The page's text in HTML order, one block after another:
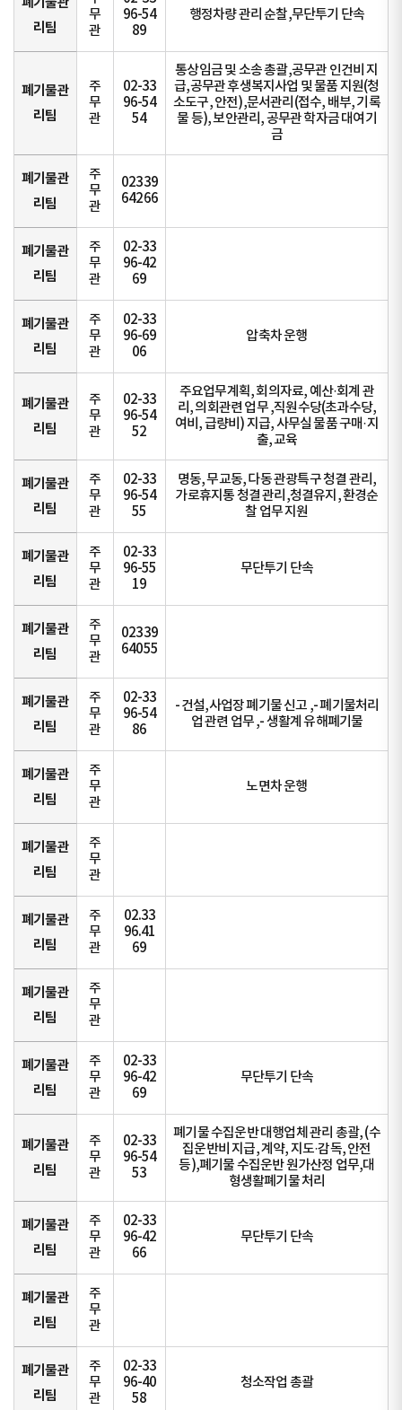
리팀
무
관
96-54
89
행정차량 관리 순찰,무단투기 단속
폐기물관
리팀
주
무
관
02-33
96-54
54
통상임금 및 소송 총괄,공무관 인건비 지
급,공무관 후생복지사업 및 물품 지원(청
소도구, 안전),문서관리(접수, 배부, 기록
물 등), 보안관리, 공무관 학자금 대여기
금
폐기물관
리팀
주
무
관
02339
64266
폐기물관
리팀
주
무
관
02-33
96-42
69
폐기물관
리팀
주
무
관
02-33
96-69
06
압축차 운행
폐기물관
리팀
주
무
관
02-33
96-54
52
주요업무계획, 회의자료, 예산·회계 관
리, 의회관련 업무 ,직원수당(초과수당,
여비, 급량비) 지급, 사무실 물품 구매·지
출, 교육
폐기물관
리팀
주
무
관
02-33
96-54
55
명동, 무교동, 다동 관광특구 청결 관리,
가로휴지통 청결 관리,청결유지, 환경순
찰 업무 지원
폐기물관
리팀
주
무
관
02-33
96-55
19
무단투기 단속
폐기물관
리팀
주
무
관
02339
64055
폐기물관
리팀
주
무
관
02-33
96-54
86
- 건설,사업장 폐기물 신고 ,- 폐기물처리
업 관련 업무 ,- 생활계 유해폐기물
폐기물관
리팀
주
무
관
노면차 운행
폐기물관
리팀
주
무
관
폐기물관
리팀
주
무
관
02.33
96.41
69
폐기물관
리팀
주
무
관
폐기물관
리팀
주
무
관
02-33
96-42
69
무단투기 단속
폐기물관
리팀
주
무
관
02-33
96-54
53
폐기물 수집운반 대행업체 관리 총괄, (수
집운반비 지급, 계약, 지도·감독, 안전
등),폐기물 수집운반 원가산정 업무,대
형생활폐기물 처리
폐기물관
리팀
주
무
관
02-33
96-42
66
무단투기 단속
폐기물관
리팀
주
무
관
폐기물관
리팀
주
무
관
02-33
96-40
58
청소작업 총괄